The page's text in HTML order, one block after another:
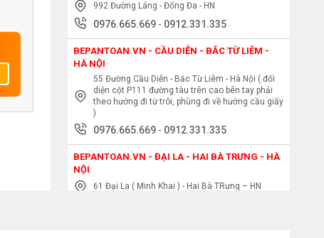
992 Đường Láng - Đống Đa - HN
0976.665.669 - 0912.331.335
BEPANTOAN.VN - CẦU DIỄN - BẮC TỪ LIÊM -
HÀ NỘI
55 Đường Cầu Diễn - Bắc Từ Liêm - Hà Nội ( đối
diện cột P111 đường tàu trên cao bên tay phải
theo hướng đi từ trôi, phùng đi về hướng cầu giấy
)
0976.665.669 - 0912.331.335
BEPANTOAN.VN - ĐẠI LA - HAI BÀ TRƯNG - HÀ
NỘI
61 Đại La ( Minh Khai ) - Hai Bà TRưng – HN